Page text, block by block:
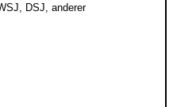
DSJ, anderer